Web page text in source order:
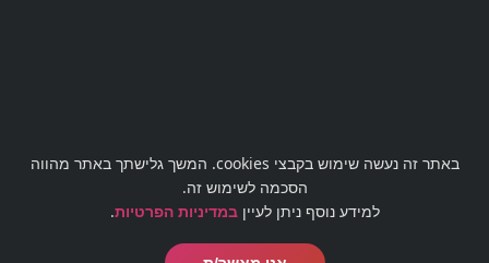
באתר זה נעשה שימוש בקבצי cookies. המשך גלישתך באתר מהווה
הסכמה לשימוש זה.
למידע נוסף ניתן לעייןבמדיניות הפרטיות.